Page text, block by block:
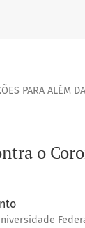
PARA ALÉM
o